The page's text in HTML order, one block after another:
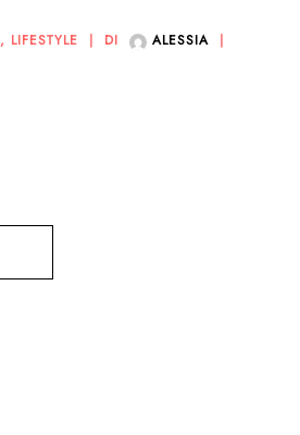
, LIFESTYLE DI
ALESSIA